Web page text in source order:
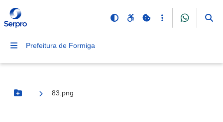
Prefeitura de Formiga
Botão Menu
83.png